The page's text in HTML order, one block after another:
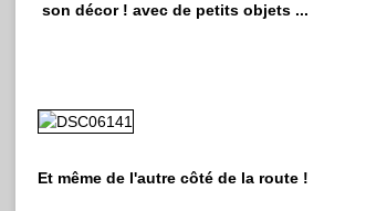
son décor ! avec de petits objets ...
Et même de l'autre côté de la route !